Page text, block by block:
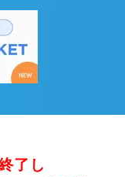
了し